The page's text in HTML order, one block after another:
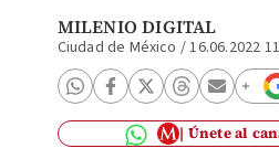
MILENIO DIGITAL
Ciudad de México /16.06.2022
Únete al